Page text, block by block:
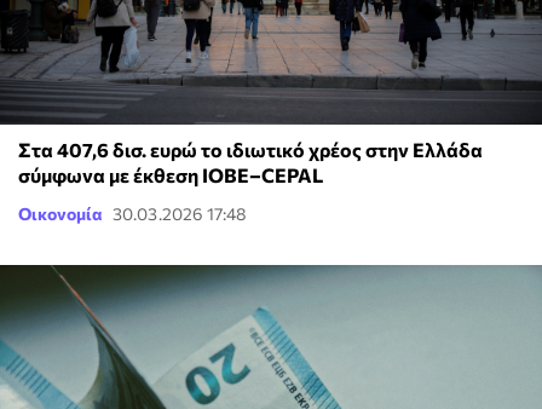
Στα 407,6 δισ. ευρώ το ιδιωτικό χρέος στην Ελλάδα
σύμφωνα με έκθεση ΙΟΒΕ–CEPAL
Οικονομία 30.03.2026 17:48